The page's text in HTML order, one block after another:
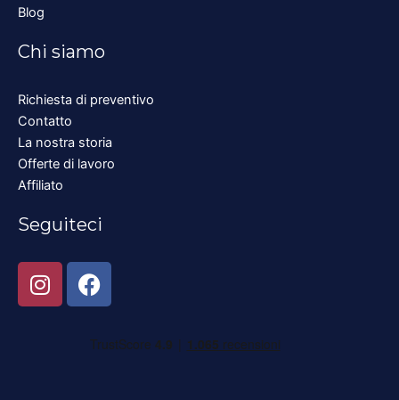
Blog
Chi siamo
Richiesta di preventivo
Contatto
La nostra storia
Offerte di lavoro
Affiliato
Seguiteci
I
n
F
a
e